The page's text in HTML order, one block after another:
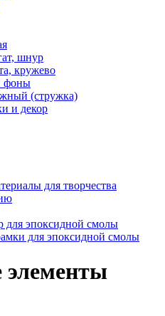
шнур
кружево
фоны
(стружка)
и декор
для творчества
для эпоксидной смолы
для эпоксидной смолы
элементы